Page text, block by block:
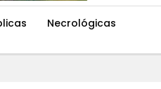
Necrológicas